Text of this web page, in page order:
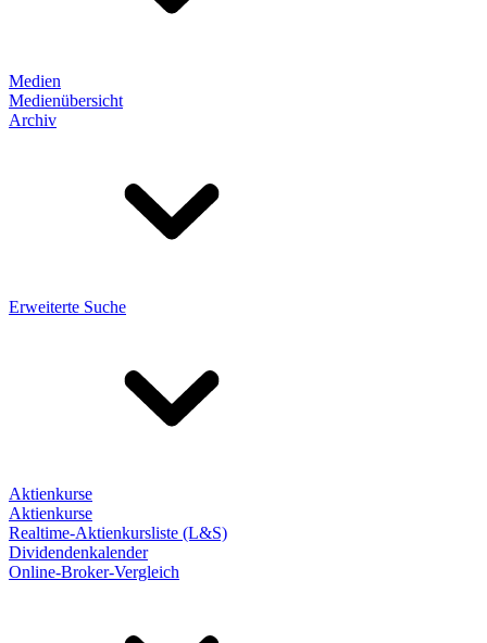
Medien
Medienübersicht
Archiv
Erweiterte Suche
Aktienkurse
Aktienkurse
Realtime-Aktienkursliste (L&S)
Dividendenkalender
Online-Broker-Vergleich